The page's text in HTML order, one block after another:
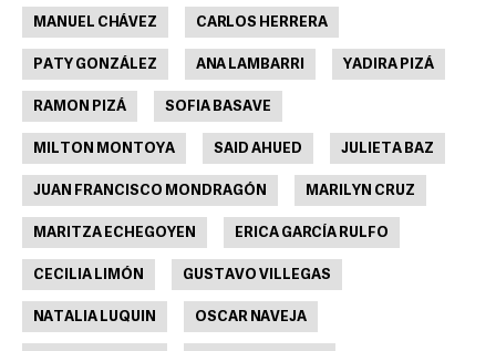
MANUEL CHÁVEZ CARLOS HERRERA
PATY GONZÁLEZ ANA LAMBARRI YADIRA PIZÁ
RAMON PIZÁ SOFIA BASAVE
MILTON MONTOYA SAID AHUED JULIETA BAZ
JUAN FRANCISCO MONDRAGÓN MARILYN CRUZ
MARITZA ECHEGOYEN ERICA GARCÍA RULFO
CECILIA LIMÓN GUSTAVO VILLEGAS
NATALIA LUQUIN OSCAR NAVEJA